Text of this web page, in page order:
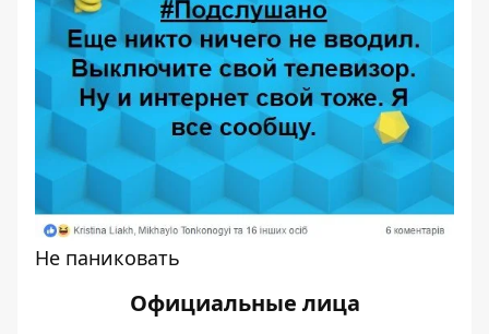
Не паниковать
Официальные лица